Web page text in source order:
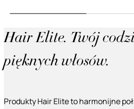
Hair Elite. Twój
pięknych włosów.
Produkty Hair Elite to harmonijne